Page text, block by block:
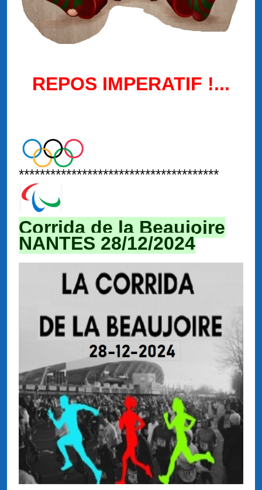
REPOS IMPERATIF !...
**************************************
Corrida de la Beaujoire
NANTES 28/12/2024